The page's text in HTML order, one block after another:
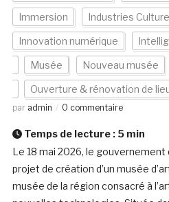
Immersion Industries
Innovation numérique
Musée Nouveau musée
Ouverture & rénovation de
par admin 0 commentaire
Temps de lecture : 5 min
Le 18 mai 2026, le gouvernement
projet de création d’un musée
musée de la région consacré à